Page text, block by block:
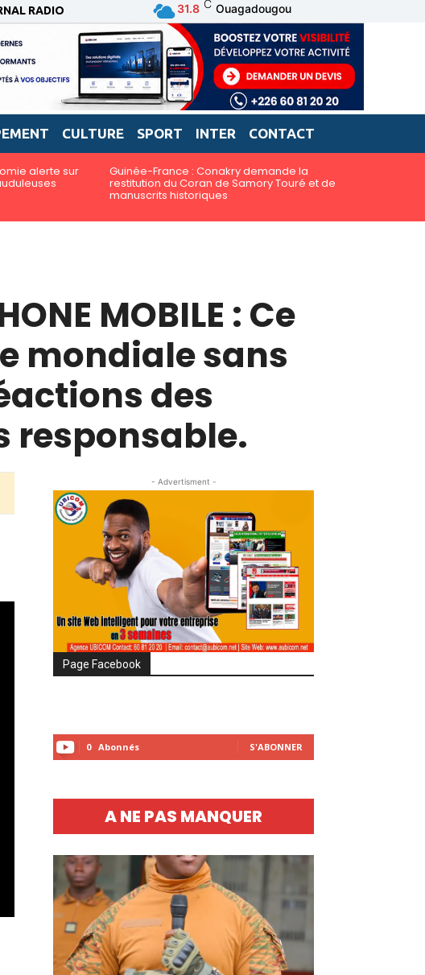
RADIO 31.8 C Ouagadougou
CULTURE SPORT INTER CONTACT
alerte sur Guinée-France : Conakry demande la
restitution du Coran de Samory Touré et de
manuscrits historiques
MOBILE : Ce
mondiale sans
des
responsable.
- Advertisment -
Page Facebook
0 Abonnés S'ABONNER
A NE PAS MANQUER